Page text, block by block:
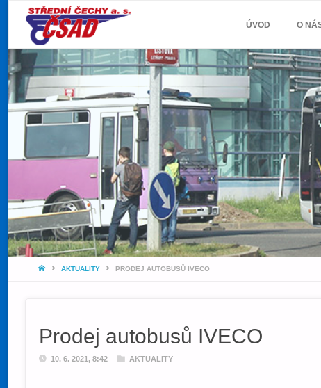
ČECHY
A.S.
Jeďte
snámi!
content
ÚVOD O
HOMEAKTUALITY PRODEJ AUTOBUSŮ IVECO
Prodej autobusů IVECO
10. 6. 2021, 8:42 AKTUALITY